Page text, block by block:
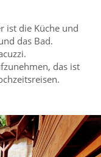
ist die Küche und
das Bad.
das ist